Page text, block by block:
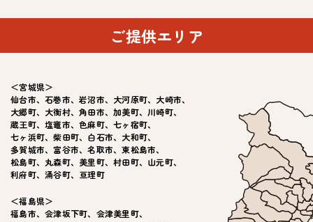
ご提供エリア
＜宮城県＞
仙台市、 石巻市、岩沼市、 大河原町、 大崎市、
大郷町、 大衡村、 角田市、 加美町、 川崎町、
蔵王町、 塩竈市、 色麻町、 七ヶ宿町、
七ヶ浜町、柴田町、 白石市、 大和町、
多賀城市、富谷市、名取市、東松島市、
松島町、 丸森町、 美里町、 村田町、 山元町、
利府町、 涌谷町、 亘理町
＜福島県＞
福島市、 会津坂下町、 会津美里町、